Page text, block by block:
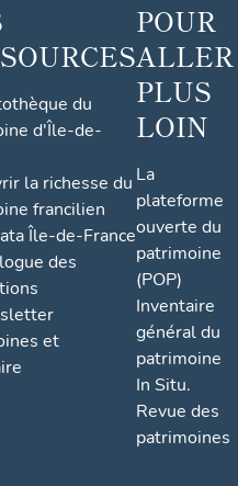
du
d'Île-de-
la richesse du
francilien
Île-de-France
des
et
POUR
ALLER
PLUS
LOIN
La
plateforme
ouverte du
patrimoine
(POP)
Inventaire
général du
patrimoine
In Situ.
Revue des
patrimoines